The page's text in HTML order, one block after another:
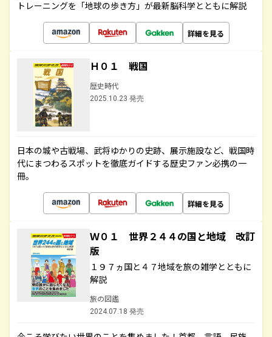
トレーニングを「地球の歩き方」が最新脳科学とともに解説
詳細を見る
Ｈ０１ 戦国
歴史時代
2025.10.23 発売
日本の城や古戦場、武将ゆかりの史跡、展示施設など、戦国時
代にまつわるスポットを徹底ガイドする歴史ファン必携の一
冊。
詳細を見る
Ｗ０１ 世界２４４の国と地域 改訂
版
１９７ヵ国と４７地域を旅の雑学とともに
解説
旅の図鑑
2024.07.18 発売